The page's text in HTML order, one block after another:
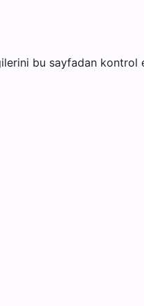
bu sayfadan kontrol